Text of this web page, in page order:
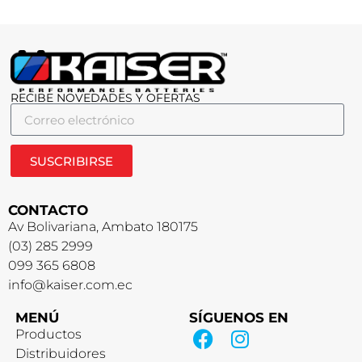
RECIBE NOVEDADES Y OFERTAS
SUSCRIBIRSE
CONTACTO
Av Bolivariana, Ambato 180175
(03) 285 2999
099 365 6808
info@kaiser.com.ec
MENÚ
Productos
Distribuidores
SÍGUENOS EN